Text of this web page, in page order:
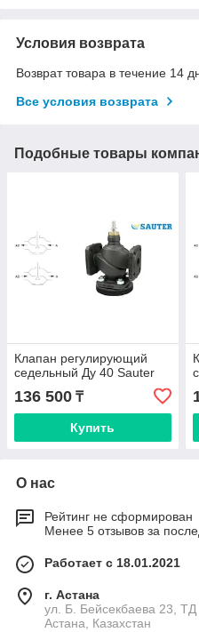
Условия возврата
Возврат товара в течение 14
Все условия возврата
Подобные товары
Клапан регулирующий
седельный Ду 40 Sauter
136 500 ₸
Купить
О нас
Рейтинг не сформирован
Менее 5 отзывов за
Работает с 18.01.2021
г. Астана
ул. Б. Бейсекбаева 23,
Астана, Казахстан